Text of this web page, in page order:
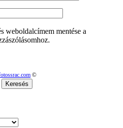
weboldalcímem mentése a
©
Keresés